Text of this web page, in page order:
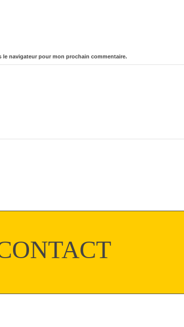
navigateur pour mon prochain commentaire.